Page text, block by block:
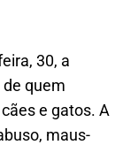
30, a
quem
e gatos. A
maus-